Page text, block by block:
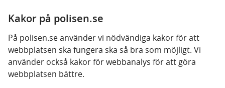
Kakor på polisen.se
På polisen.se använder vi nödvändiga kakor för att
webbplatsen ska fungera ska så bra som möjligt. Vi
använder också kakor för webbanalys för att göra
webbplatsen bättre.